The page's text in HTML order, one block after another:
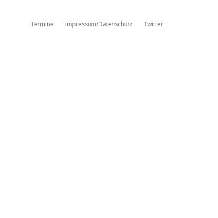
Termine Impressum/Datenschutz Twitter